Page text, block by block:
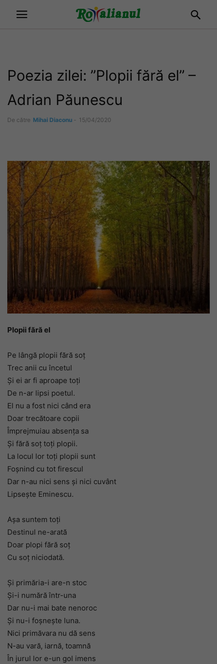
Poezia zilei: ”Plopii fără el” –
Adrian Păunescu
De către Mihai Diaconu - 15/04/2020
Plopii fără el
Pe lângă plopii fără soţ
Trec anii cu încetul
Şi ei ar fi aproape toţi
De n-ar lipsi poetul.
El nu a fost nici când era
Doar trecătoare copii
Împrejmuiau absenţa sa
Şi fără soţ toţi plopii.
La locul lor toţi plopii sunt
Foşnind cu tot firescul
Dar n-au nici sens şi nici cuvânt
Lipseşte Eminescu.
Aşa suntem toţi
Destinul ne-arată
Doar plopi fără soţ
Cu soţ niciodată.
Şi primăria-i are-n stoc
Şi-i numără într-una
Dar nu-i mai bate nenoroc
Şi nu-i foşneşte luna.
Nici primăvara nu dă sens
N-au vară, iarnă, toamnă
În jurul lor e-un gol imens